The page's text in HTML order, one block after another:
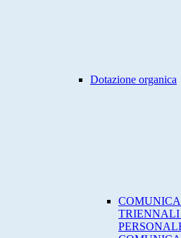
Dotazione organica
TRIENNALI